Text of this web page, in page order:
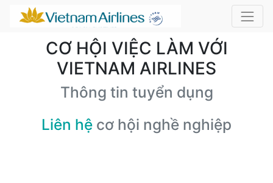
CƠ HỘI VIỆC LÀM VỚI
VIETNAM AIRLINES
Thông tin tuyển dụng
Liên hệ cơ hội nghề nghiệp